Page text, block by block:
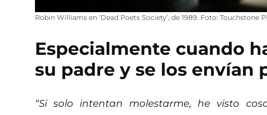
Robin Williams en ‘Dead Poets Society’, de 1989. Foto: Touchstone
Especialmente cuando
su padre y se los envían
“Si solo intentan molestarme, he visto